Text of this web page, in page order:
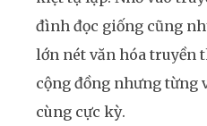
đình đọc giống cũng
lớn nét văn hóa truyền
cộng đồng nhưng từng
cùng cực kỳ.